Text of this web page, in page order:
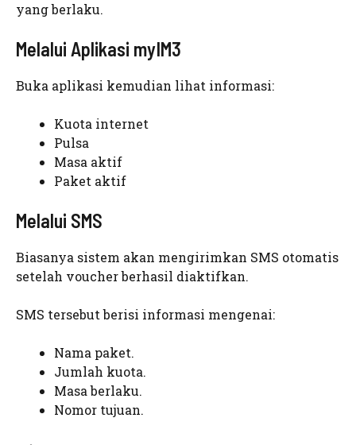
yang berlaku.
Melalui Aplikasi myIM3
Buka aplikasi kemudian lihat informasi:
Kuota internet
Pulsa
Masa aktif
Paket aktif
Melalui SMS
Biasanya sistem akan mengirimkan SMS otomatis
setelah voucher berhasil diaktifkan.
SMS tersebut berisi informasi mengenai:
Nama paket.
Jumlah kuota.
Masa berlaku.
Nomor tujuan.